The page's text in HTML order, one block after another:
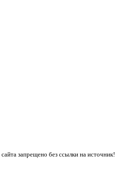
запрещено без ссылки на источник!